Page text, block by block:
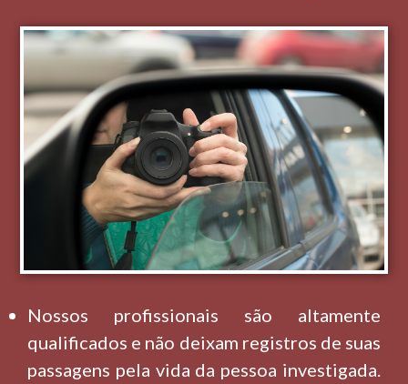
Nossos profissionais são altamente
qualificados e não deixam registros de suas
passagens pela vida da pessoa investigada.